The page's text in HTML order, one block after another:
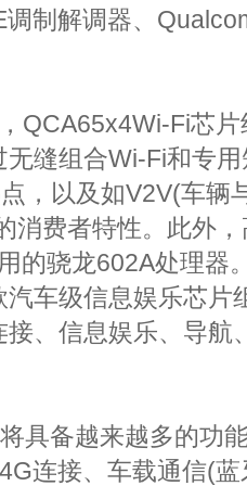
制解调器、
QCA65x4Wi-Fi芯片
缝组合Wi-Fi和专
，以及如V2V(车辆
消费者特性。此外
的骁龙602A处理器
汽车级信息娱乐芯
、信息娱乐、导航
具备越来越多的功
连接、车载通信(